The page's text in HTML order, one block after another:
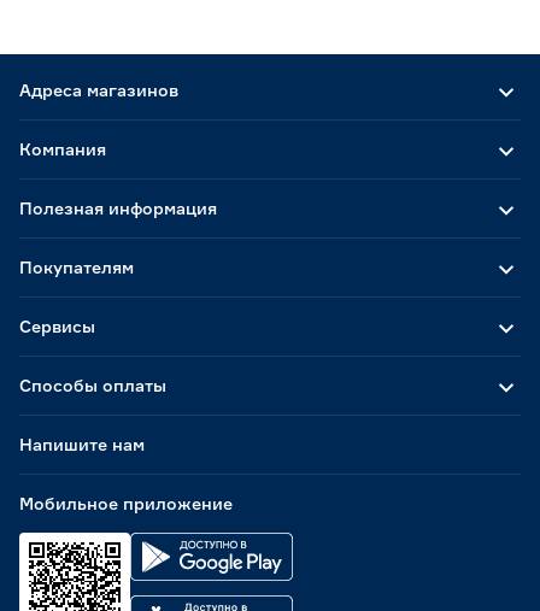
Адреса магазинов
Способы оплаты
Мобильное приложение
Компания
Полезная информация
Покупателям
Сервисы
Напишите нам